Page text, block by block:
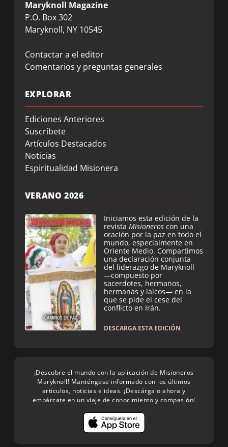
Maryknoll Magazine
P.O. Box 302
Maryknoll, NY 10545
Contactar a el editor
Comentarios y preguntas generales
EXPLORAR
Ediciones Anteriores
Suscríbete
Artículos Destacados
Noticias
Espiritualidad Misionera
VERANO 2026
Iniciamos esta edición de la
revista Misioneros con una
oración por la paz en todo el
mundo, especialmente en
Oriente Medio. Compartimos
una declaración conjunta
del liderazgo de Maryknoll
—compuesto por
sacerdotes, hermanos,
hermanas y laicos— en la
que se pide el cese del
conflicto en Irán.
DESCARGA ESTA EDICIÓN
¡Descubre el mundo con la aplicación de Misioneros
Maryknoll! Manténgase informado con los últimos
artículos, noticias e ideas. ¡Descárgalo ahora y
embárcate en un viaje de conocimiento y compasión!